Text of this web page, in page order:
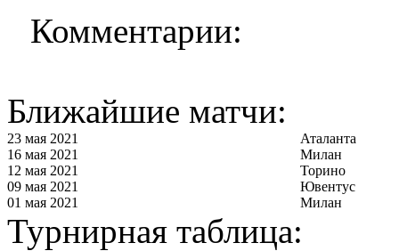
Комментарии:
Ближайшие матчи:
23 мая 2021
Аталанта
16 мая 2021
Милан
12 мая 2021
Торино
09 мая 2021
Ювентус
01 мая 2021
Милан
Турнирная таблица: